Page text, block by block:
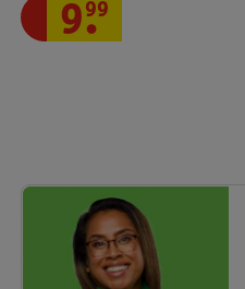
9.
99